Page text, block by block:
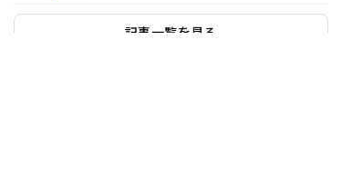
記事一覧を見る